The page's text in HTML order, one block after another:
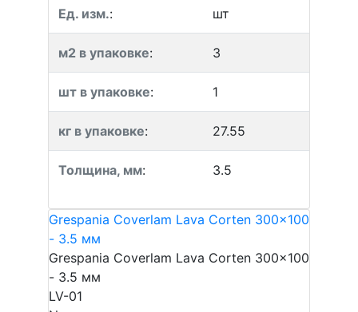
Ед. изм.: шт
м2 в упаковке: 3
шт в упаковке: 1
кг в упаковке: 27.55
Толщина, мм: 3.5
Grespania Coverlam Lava Corten 300x100
- 3.5 мм
Grespania Coverlam Lava Corten 300x100
- 3.5 мм
LV-01